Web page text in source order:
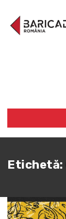
Etichetă: